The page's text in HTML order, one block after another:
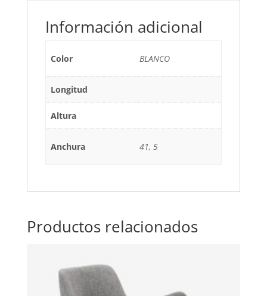
Información adicional
Color BLANCO
Longitud
Altura
Anchura 41, 5
Productos relacionados